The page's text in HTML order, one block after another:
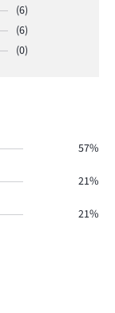
(6)
(6)
(0)
57%
21%
21%